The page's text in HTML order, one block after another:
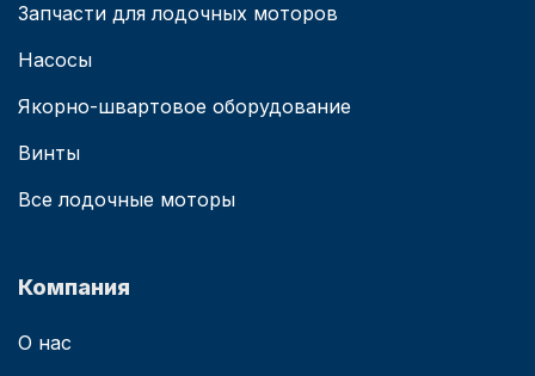
Запчасти для лодочных моторов
Насосы
Якорно-швартовое оборудование
Винты
Все лодочные моторы
Компания
О нас